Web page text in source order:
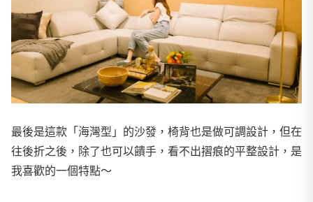
最後是這款「海灣型」的沙發，椅背也是做可調設計，但在
往後折之後，除了也可以饋手，看不出摺痕的平整設計，是
我喜歡的一個特點～